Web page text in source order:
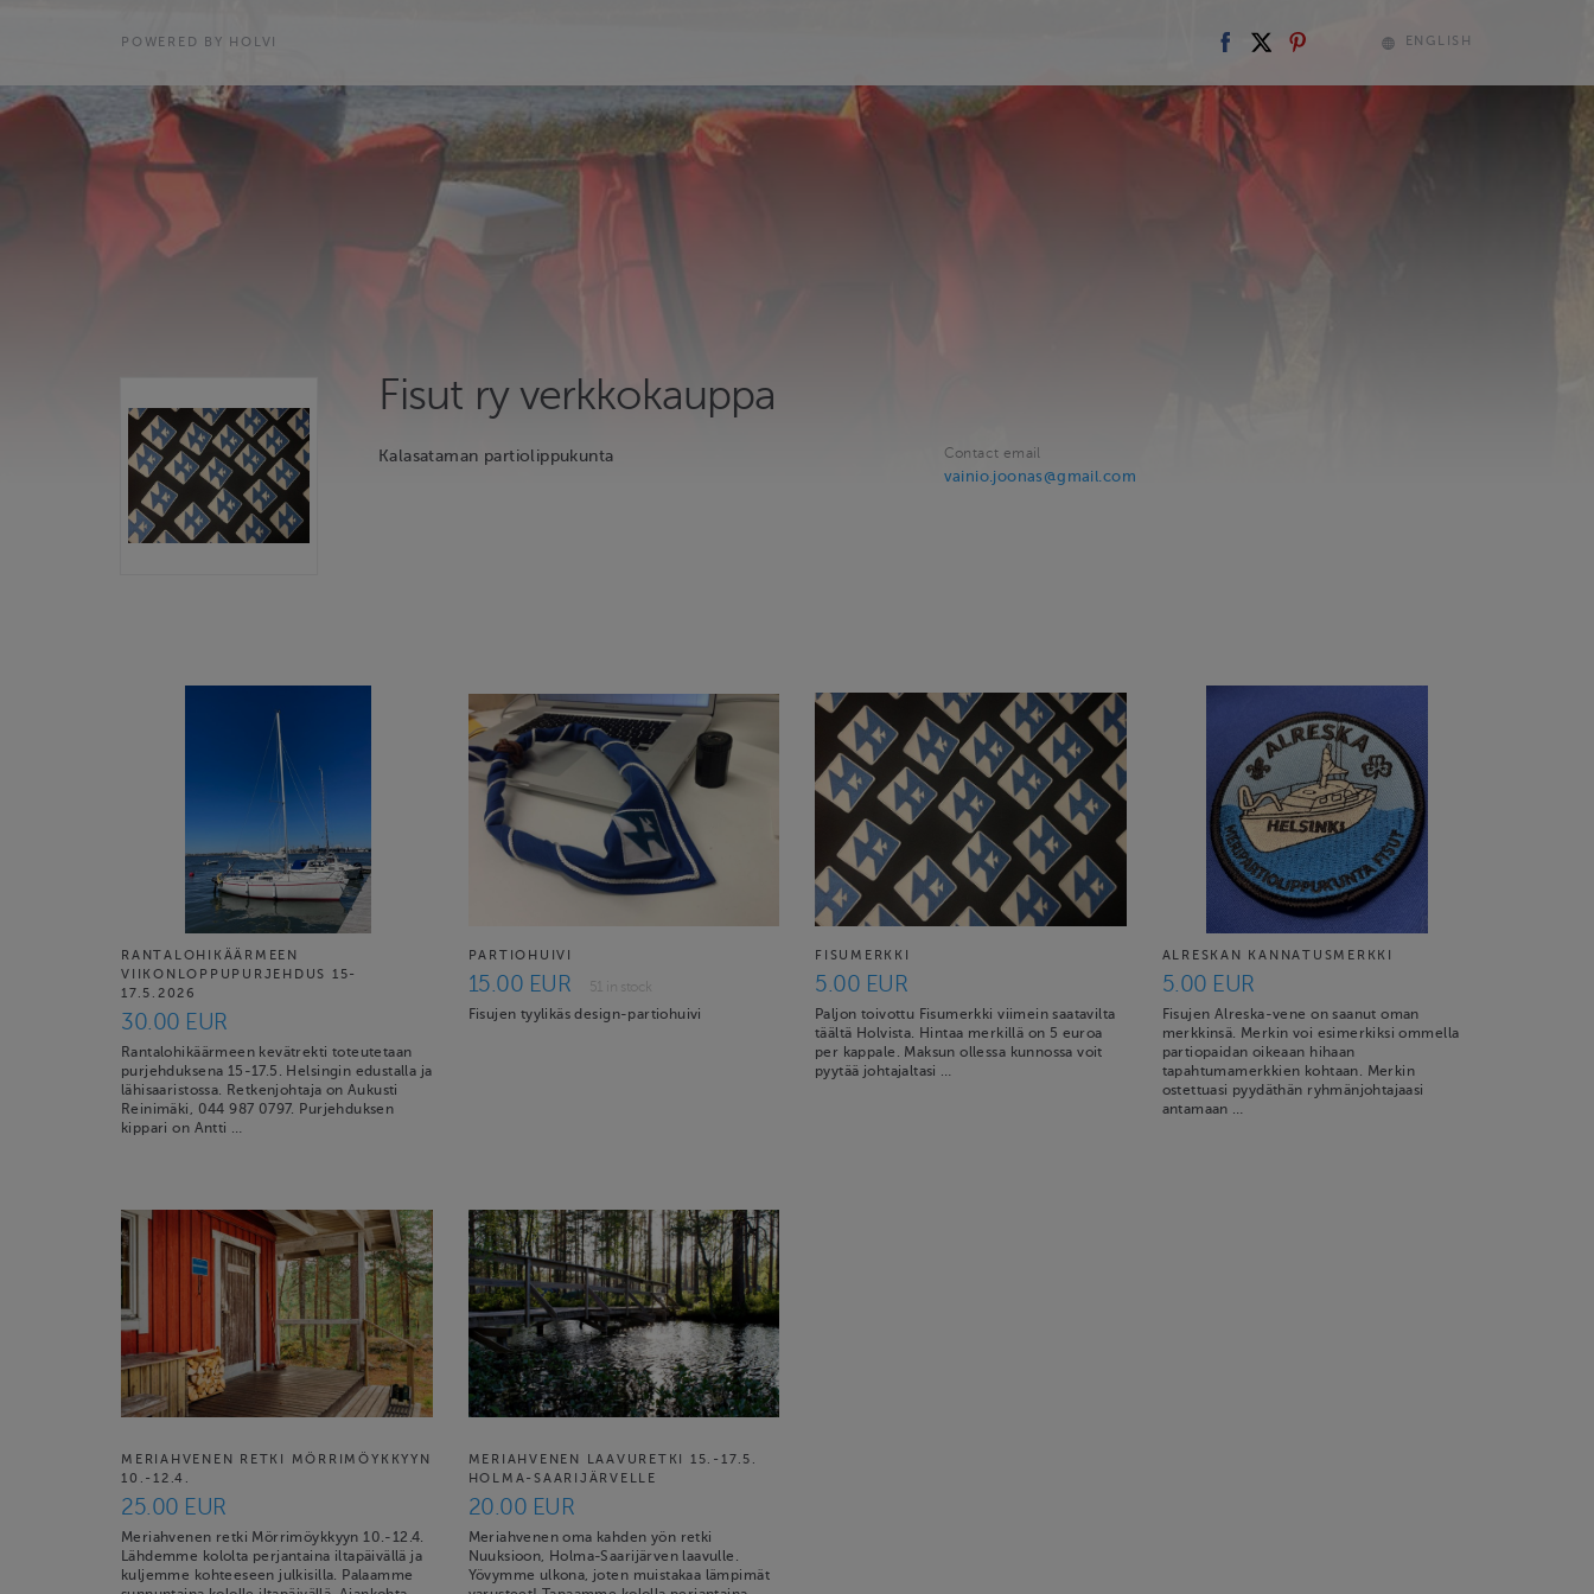
POWERED BY HOLVI ENGLISH
Fisut ry verkkokauppa
Kalasataman partiolippukunta Contact email
vainio.joonas@gmail.com
RANTALOHIKÄÄRMEEN
VIIKONLOPPUPURJEHDUS 15-
17.5.2026
30.00 EUR
Rantalohikäärmeen kevätrekti toteutetaan
purjehduksena 15-17.5. Helsingin edustalla ja
lähisaaristossa. Retkenjohtaja on Aukusti
Reinimäki, 044 987 0797. Purjehduksen
kippari on Antti …
PARTIOHUIVI
15.00 EUR 51 in stock
Fisujen tyylikäs design-partiohuivi
FISUMERKKI
5.00 EUR
Paljon toivottu Fisumerkki viimein saatavilta
täältä Holvista. Hintaa merkillä on 5 euroa
per kappale. Maksun ollessa kunnossa voit
pyytää johtajaltasi …
ALRESKAN KANNATUSMERKKI
5.00 EUR
Fisujen Alreska-vene on saanut oman
merkkinsä. Merkin voi esimerkiksi ommella
partiopaidan oikeaan hihaan
tapahtumamerkkien kohtaan. Merkin
ostettuasi pyydäthän ryhmänjohtajaasi
antamaan …
MERIAHVENEN RETKI MÖRRIMÖYKKYYN
10.-12.4.
25.00 EUR
Meriahvenen retki Mörrimöykkyyn 10.-12.4.
Lähdemme kololta perjantaina iltapäivällä ja
kuljemme kohteeseen julkisilla. Palaamme
MERIAHVENEN LAAVURETKI 15.-17.5.
HOLMA-SAARIJÄRVELLE
20.00 EUR
Meriahvenen oma kahden yön retki
Nuuksioon, Holma-Saarijärven laavulle.
Yövymme ulkona, joten muistakaa lämpimät